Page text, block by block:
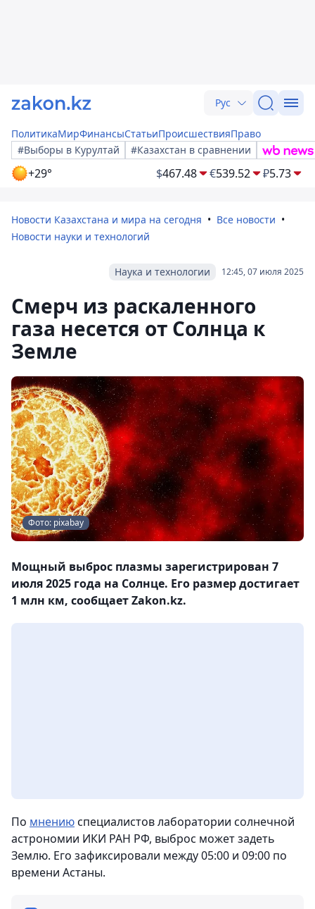
Рус
ПолитикаМирФинансыСтатьиПроисшествияПраво
#Выборы в Курултай
#Казахстан в сравнении
+29° $467.48 €539.52 ₽5.73
Новости Казахстана и мира на сегодня
Все новости
Новости науки и технологий
12:45, 07 июля 2025
Наука и технологии
Смерч из раскаленного
газа несется от Солнца к
Земле
Фото: pixabay
Мощный выброс плазмы зарегистрирован 7
июля 2025 года на Солнце. Его размер достигает
1 млн км, сообщает Zakon.kz.
По мнениюспециалистов лаборатории солнечной
астрономии ИКИ РАН РФ, выброс может задеть
Землю. Его зафиксировали между 05:00 и 09:00 по
времени Астаны.